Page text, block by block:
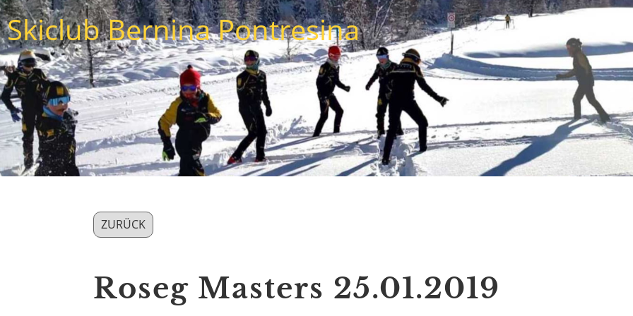
Skiclub Bernina Pontresina
ZURÜCK
Roseg Masters 25.01.2019